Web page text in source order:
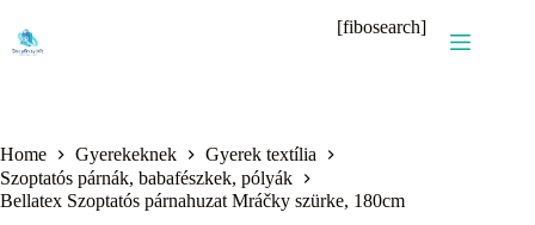
content
[fibosearch]
Home Gyerekeknek
Gyerek textília
Szoptatós párnák, babafészkek, pólyák
Bellatex Szoptatós párnahuzat Mráčky szürke, 180cm